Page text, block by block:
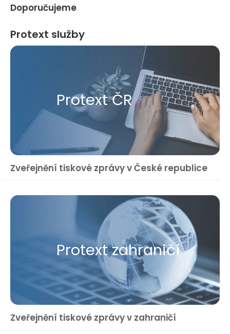
Doporučujeme
Protext služby
Protext ČR
Zveřejnění tiskové zprávy v České republice
Protext zahraničí
Zveřejnění tiskové zprávy v zahraničí